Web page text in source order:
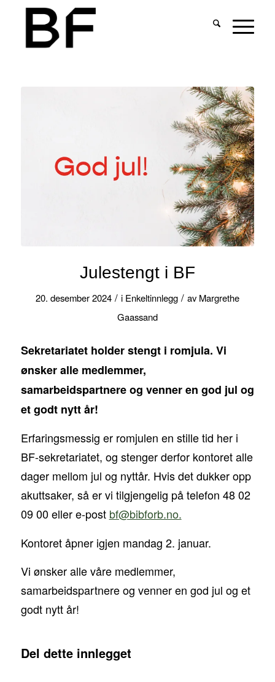
Julestengt i BF
20. desember 2024 / i Enkeltinnlegg / av Margrethe
Gaassand
Sekretariatet holder stengt i romjula. Vi
ønsker alle medlemmer,
samarbeidspartnere og venner en god jul og
et godt nytt år!
Erfaringsmessig er romjulen en stille tid her i
BF-sekretariatet, og stenger derfor kontoret alle
dager mellom jul og nyttår. Hvis det dukker opp
akuttsaker, så er vi tilgjengelig på telefon 48 02
09 00 eller e-post bf@bibforb.no.
Kontoret åpner igjen mandag 2. januar.
Vi ønsker alle våre medlemmer,
samarbeidspartnere og venner en god jul og et
godt nytt år!
Del dette innlegget